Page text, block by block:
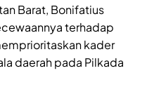
Barat, Bonifatius
terhadap
kader
daerah pada Pilkada